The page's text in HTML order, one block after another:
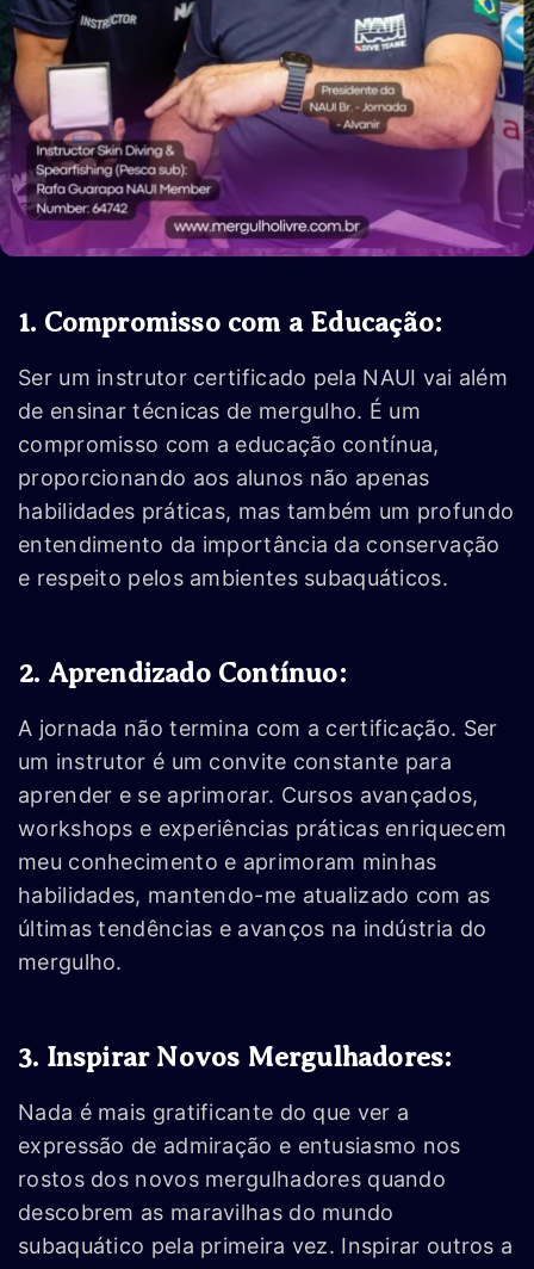
1. Compromisso com a Educação:
Ser um instrutor certificado pela NAUI vai além
de ensinar técnicas de mergulho. É um
compromisso com a educação contínua,
proporcionando aos alunos não apenas
habilidades práticas, mas também um profundo
entendimento da importância da conservação
e respeito pelos ambientes subaquáticos.
2. Aprendizado Contínuo:
A jornada não termina com a certificação. Ser
um instrutor é um convite constante para
aprender e se aprimorar. Cursos avançados,
workshops e experiências práticas enriquecem
meu conhecimento e aprimoram minhas
habilidades, mantendo-me atualizado com as
últimas tendências e avanços na indústria do
mergulho.
3. Inspirar Novos Mergulhadores:
Nada é mais gratificante do que ver a
expressão de admiração e entusiasmo nos
rostos dos novos mergulhadores quando
descobrem as maravilhas do mundo
subaquático pela primeira vez. Inspirar outros a